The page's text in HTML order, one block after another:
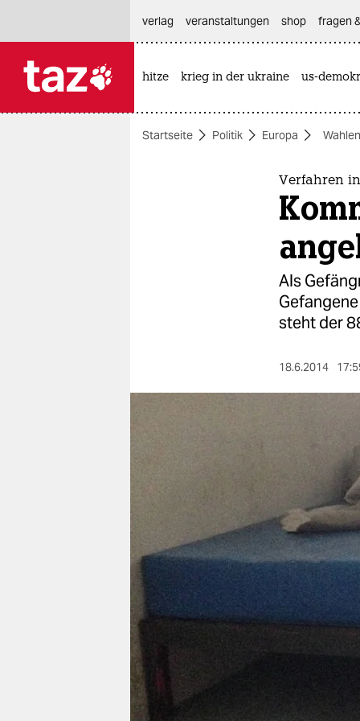
themen
nord
wahrheit
verlag
verlag
veranstaltungen
shop
fragen & hilfe
unterstützen
genossenschaft
verlag
veranstaltungen shop fragen
hitze krieg in der ukraine us-
Startseite Politik Europa
Verfahren
Als
steht der
18.6.2014